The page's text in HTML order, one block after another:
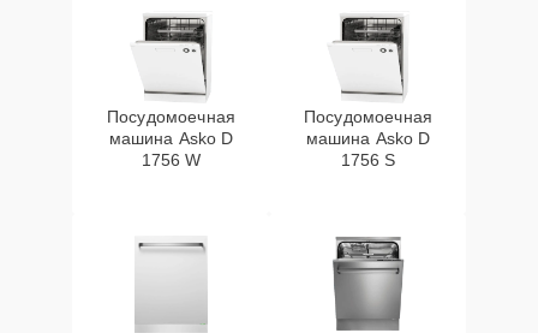
Посудомоечная
машина Asko D
1756 W
Посудомоечная
машина Asko D
1756 S